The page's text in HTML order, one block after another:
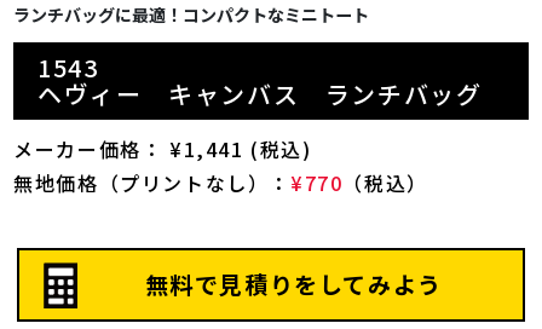
ランチバッグに最適！コンパクトなミニトート
1543
ヘヴィー キャンバス ランチバッグ
メーカー価格： ¥1,441 (税込)
無地価格（プリントなし）： ¥770 （税込）
無料で見積りをしてみよう